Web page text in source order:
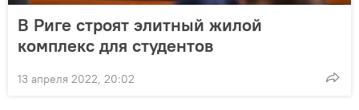
В Риге строят элитный жилой
комплекс для студентов
13 апреля 2022, 20:02